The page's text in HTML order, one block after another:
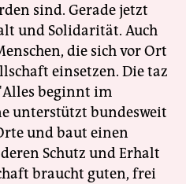
sind. Gerade jetzt
und Solidarität. Auch
die sich vor Ort
einsetzen. Die taz
beginnt im
unterstützt bundesweit
und baut einen
Schutz und Erhalt
braucht guten, frei